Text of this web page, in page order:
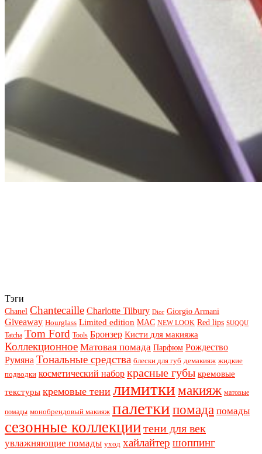
Тэги
Chanel Chantecaille Charlotte Tilbury Dior Giorgio Armani
Giveaway Hourglass Limited edition MAC NEW LOOK Red lips SUQQU
Tatcha Tom Ford Tools Бронзер Кисти для макияжа
Коллекционное Матовая помада Парфюм Рождество
Румяна Тональные средства блески для губ демакияж жидкие
подводки косметический набор красные губы кремовые
текстуры кремовые тени лимиткимакияж матовые
помады монобрендовый макияж палеткипомада помады
сезонные коллекциитени для век
увлажняющие помады уход хайлайтер шоппинг